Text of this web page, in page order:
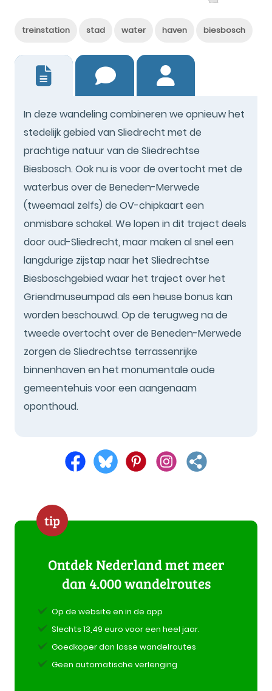
treinstation stad water haven biesbosch
In deze wandeling combineren we opnieuw het
stedelijk gebied van Sliedrecht met de
prachtige natuur van de Sliedrechtse
Biesbosch. Ook nu is voor de overtocht met de
waterbus over de Beneden-Merwede
(tweemaal zelfs) de OV-chipkaart een
onmisbare schakel. We lopen in dit traject deels
door oud-Sliedrecht, maar maken al snel een
langdurige zijstap naar het Sliedrechtse
Biesboschgebied waar het traject over het
Griendmuseumpad als een heuse bonus kan
worden beschouwd. Op de terugweg na de
tweede overtocht over de Beneden-Merwede
zorgen de Sliedrechtse terrassenrijke
binnenhaven en het monumentale oude
gemeentehuis voor een aangenaam
oponthoud.
tip
Ontdek Nederland met meer
dan 4.000 wandelroutes
Op de website en in de app
Slechts 13,49 euro voor een heel jaar.
Goedkoper dan losse wandelroutes
Geen automatische verlenging